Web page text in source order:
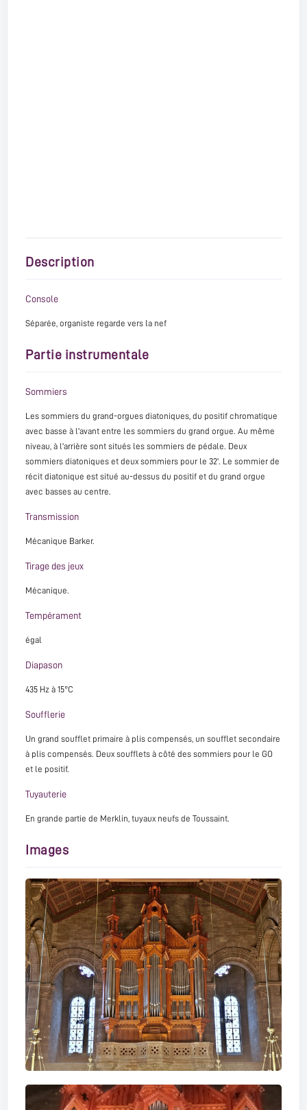
Description
Console
Séparée, organiste regarde vers la nef
Partie instrumentale
Sommiers
Les sommiers du grand-orgues diatoniques, du positif chromatique
avec basse à l'avant entre les sommiers du grand orgue. Au même
niveau, à l'arrière sont situés les sommiers de pédale. Deux
sommiers diatoniques et deux sommiers pour le 32'. Le sommier de
récit diatonique est situé au-dessus du positif et du grand orgue
avec basses au centre.
Transmission
Mécanique Barker.
Tirage des jeux
Mécanique.
Tempérament
égal
Diapason
435 Hz à 15°C
Soufflerie
Un grand soufflet primaire à plis compensés, un soufflet secondaire
à plis compensés. Deux soufflets à côté des sommiers pour le GO
et le positif.
Tuyauterie
En grande partie de Merklin, tuyaux neufs de Toussaint.
Images